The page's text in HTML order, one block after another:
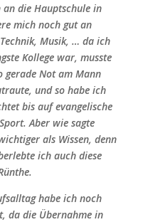
die Hauptschule in
mich noch gut an
Musik, … da ich
Kollege war, musste
gerade Not am Mann
und so habe ich
bis auf evangelische
Aber wie sagte
als Wissen, denn
ich auch diese
habe ich noch
da die Übernahme in